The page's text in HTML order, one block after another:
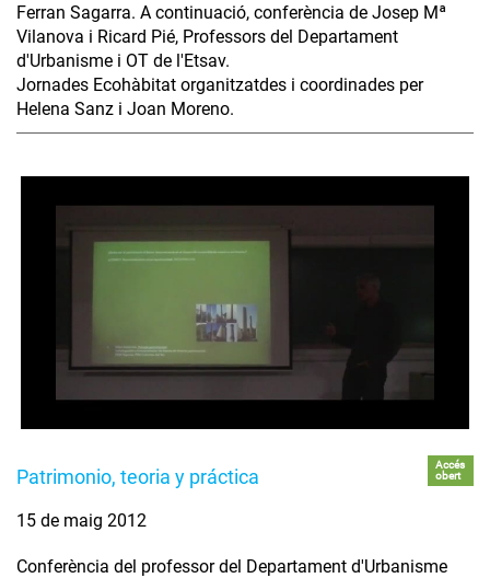
Ferran Sagarra. A continuació, conferència de Josep Mª
Vilanova i Ricard Pié, Professors del Departament
d'Urbanisme i OT de l'Etsav.
Jornades Ecohàbitat organitzatdes i coordinades per
Helena Sanz i Joan Moreno.
Patrimonio, teoria y práctica
Accés
obert
15 de maig 2012
Conferència del professor del Departament d'Urbanisme